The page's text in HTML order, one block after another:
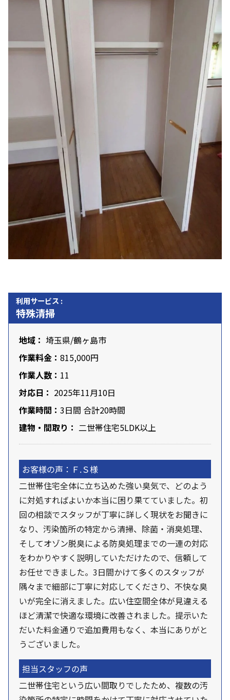
利用サービス :
特殊清掃
地域： 埼玉県/鶴ヶ島市
作業料金： 815,000円
作業人数： 11
対応日： 2025年11月10日
作業時間： 3日間 合計20時間
建物・間取り： 二世帯住宅5LDK以上
お客様の声：Ｆ.Ｓ様
二世帯住宅全体に立ち込めた強い臭気で、どのよう
に対処すればよいか本当に困り果てていました。初
回の相談でスタッフが丁寧に詳しく現状をお聞きに
なり、汚染箇所の特定から清掃、除菌・消臭処理、
そしてオゾン脱臭による防臭処理までの一連の対応
をわかりやすく説明していただけたので、信頼して
お任せできました。3日間かけて多くのスタッフが
隅々まで細部に丁寧に対応してくださり、不快な臭
いが完全に消えました。広い住空間全体が見違える
ほど清潔で快適な環境に改善されました。提示いた
だいた料金通りで追加費用もなく、本当にありがと
うございました。
担当スタッフの声
二世帯住宅という広い間取りでしたため、複数の汚